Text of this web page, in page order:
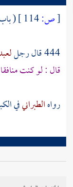
[ص:
(
444 قال رجل
قال : لو كنت
رواهالطبرانيفي